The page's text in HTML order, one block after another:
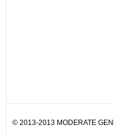
© 2013-2013 MODERATE